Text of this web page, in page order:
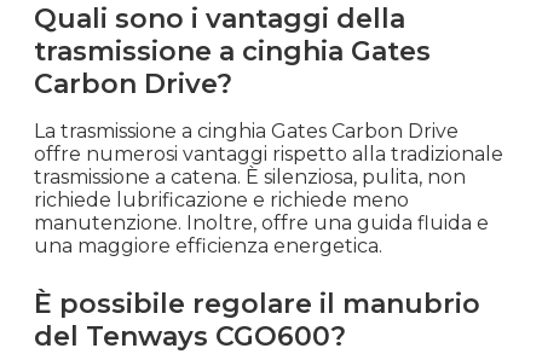
Quali sono i vantaggi della
trasmissione a cinghia Gates
Carbon Drive?
La trasmissione a cinghia Gates Carbon Drive
offre numerosi vantaggi rispetto alla tradizionale
trasmissione a catena. È silenziosa, pulita, non
richiede lubrificazione e richiede meno
manutenzione. Inoltre, offre una guida fluida e
una maggiore efficienza energetica.
È possibile regolare il manubrio
del Tenways CGO600?